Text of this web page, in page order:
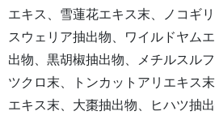
エキス、雪蓮花エキス末、ノコギ
スウェリア抽出物、ワイルドヤム
出物、黒胡椒抽出物、メチルスル
ツクロ末、トンカットアリエキス
エキス末、大棗抽出物、ヒハツ抽